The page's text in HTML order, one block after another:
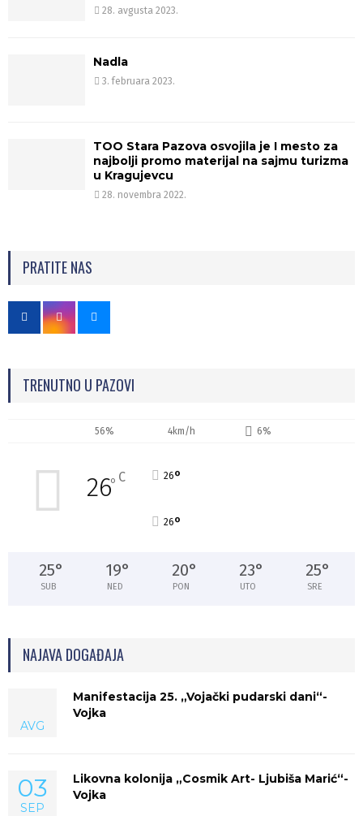
28. avgusta 2023.
Nadla
3. februara 2023.
TOO Stara Pazova osvojila je I mesto za
najbolji promo materijal na sajmu turizma
u Kragujevcu
28. novembra 2022.
PRATITE NAS
TRENUTNO U PAZOVI
56% 4km/h 6%
26° C 26°
26°
25°
SUB
19°
NED
20°
PON
23°
UTO
25°
SRE
NAJAVA DOGAĐAJA
AVG
Manifestacija 25. „Vojački pudarski dani“-
Vojka
03
SEP
Likovna kolonija „Cosmik Art- Ljubiša Marić“-
Vojka